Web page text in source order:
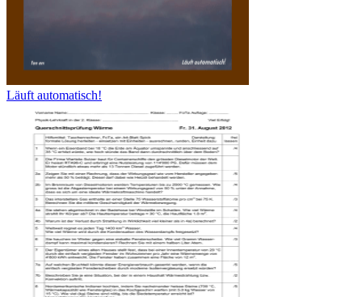
Läuft automatisch!